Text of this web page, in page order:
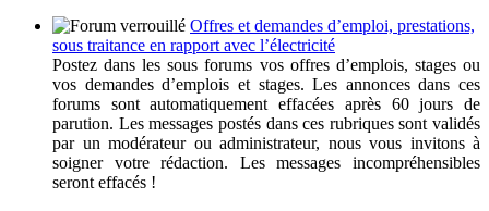
Offres et demandes d’emploi, prestations,
sous traitance en rapport avec l’électricité
Postez dans les sous forums vos offres d’emplois, stages ou
vos demandes d’emplois et stages. Les annonces dans ces
forums sont automatiquement effacées après 60 jours de
parution. Les messages postés dans ces rubriques sont validés
par un modérateur ou administrateur, nous vous invitons à
soigner votre rédaction. Les messages incompréhensibles
seront effacés !